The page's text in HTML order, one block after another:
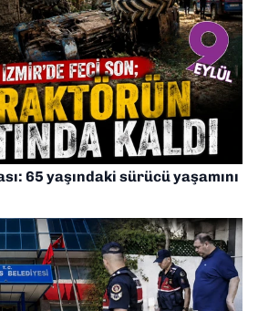
65 yaşındaki sürücü yaşamını